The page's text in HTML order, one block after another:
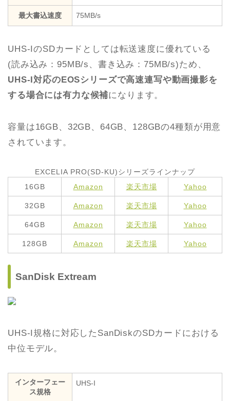
最大書込速度 75MB/s
UHS-IのSDカードとしては転送速度に優れている
(読み込み：95MB/s、書き込み：75MB/s)ため、
UHS-I対応のEOSシリーズで高速連写や動画撮影を
する場合には有力な候補になります。
容量は16GB、32GB、64GB、128GBの4種類が用意
されています。
EXCELIA PRO(SD-KU)シリーズラインナップ
16GB
Amazon 楽天市場 Yahoo
32GB Amazon 楽天市場 Yahoo
64GB Amazon 楽天市場 Yahoo
128GB Amazon 楽天市場 Yahoo
SanDisk Extream
UHS-I規格に対応したSanDiskのSDカードにおける
中位モデル。
インターフェー
ス規格
UHS-I